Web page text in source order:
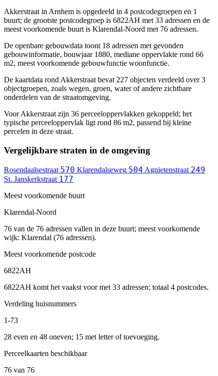
Akkerstraat in Arnhem is opgedeeld in 4 postcodegroepen en 1
buurt; de grootste postcodegroep is 6822AH met 33 adressen en de
meest voorkomende buurt is Klarendal-Noord met 76 adressen.
De openbare gebouwdata toont 18 adressen met gevonden
gebouwinformatie, bouwjaar 1880, mediane oppervlakte rond 66
m2, meest voorkomende gebouwfunctie woonfunctie.
De kaartdata rond Akkerstraat bevat 227 objecten verdeeld over 3
objectgroepen, zoals wegen, groen, water of andere zichtbare
onderdelen van de straatomgeving.
Voor Akkerstraat zijn 36 perceeloppervlakken gekoppeld; het
typische perceeloppervlak ligt rond 86 m2, passend bij kleine
percelen in deze straat.
Vergelijkbare straten in de omgeving
Rosendaalsestraat 570 Klarendalseweg 504 Agnietenstraat 249
St. Janskerkstraat 177
Meest voorkomende buurt
Klarendal-Noord
76 van de 76 adressen vallen in deze buurt; meest voorkomende
wijk: Klarendal (76 adressen).
Meest voorkomende postcode
6822AH
6822AH komt het vaakst voor met 33 adressen; totaal 4 postcodes.
Verdeling huisnummers
1-73
28 even en 48 oneven; 15 met letter of toevoeging.
Perceelkaarten beschikbaar
76 van 76